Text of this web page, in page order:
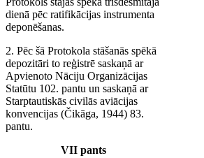
dienā pēc ratifikācijas instrumenta
deponēšanas.
2. Pēc šā Protokola stāšanās spēkā
depozitāri to reģistrē saskaņā ar
Apvienoto Nāciju Organizācijas
Statūtu 102. pantu un saskaņā ar
Starptautiskās civilās aviācijas
konvencijas (Čikāga, 1944) 83.
pantu.
VII pants